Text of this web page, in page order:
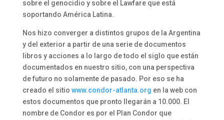
sobre el genocidio y sobre el Lawfare que está
soportando América Latina.
Nos hizo converger a distintos grupos de la Argentina
y del exterior a partir de una serie de documentos
libros y acciones a lo largo de todo el siglo que están
documentados en nuestro sitio, con una perspectiva
de futuro no solamente de pasado. Por eso se ha
creado el sitio www.condor-atlanta.org en la web con
estos documentos que pronto llegarán a 10.000. El
nombre de Condor es por el Plan Condor que